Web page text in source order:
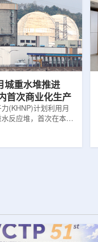
所用的超导质子治疗
科离子自主研发的
旋加速器，具有超大照
周束流配送能力。治
融合4D图像引导精
动态适配、精准治
稳低噪，治疗控制软
城重水堆推进
首次商业化生产
(KHNP)计划利用月
反应堆，首次在本土
疗的放射性同位素
原子力还将扩大生产范